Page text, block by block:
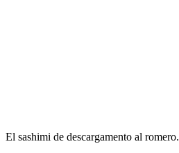
El sashimi de descargamento al romero.